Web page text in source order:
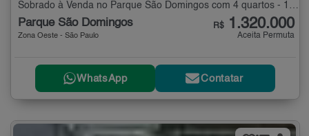
Sobrado à Venda no Parque São Domingos com 4 quartos - 194 m²
Parque São Domingos
Zona Oeste - São Paulo
R$ 1.320.000
Aceita Permuta
WhatsApp Contatar